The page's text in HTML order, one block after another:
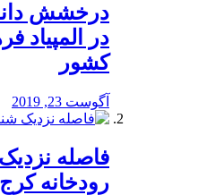
درخشش
در المپیاد
کشور
آگوست 23, 2019
️فاصله
رودخانه کرج